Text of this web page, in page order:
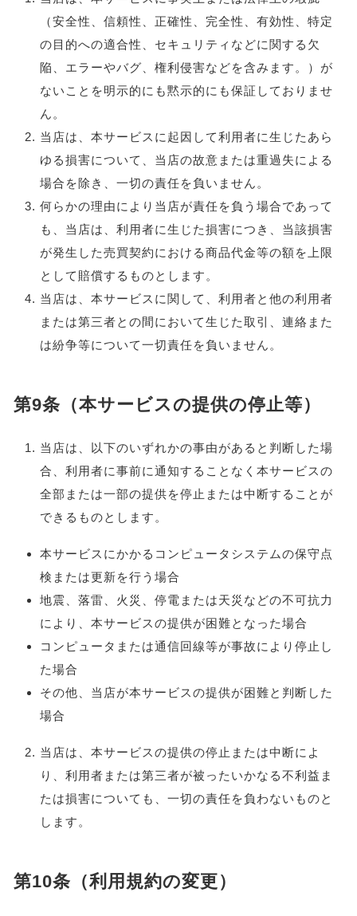
（安全性、信頼性、正確性、完全性、有効性、特定
の目的への適合性、セキュリティなどに関する欠
陥、エラーやバグ、権利侵害などを含みます。）が
ないことを明示的にも黙示的にも保証しておりませ
ん。
当店は、本サービスに起因して利用者に生じたあら
ゆる損害について、当店の故意または重過失による
場合を除き、一切の責任を負いません。
何らかの理由により当店が責任を負う場合であって
も、当店は、利用者に生じた損害につき、当該損害
が発生した売買契約における商品代金等の額を上限
として賠償するものとします。
当店は、本サービスに関して、利用者と他の利用者
または第三者との間において生じた取引、連絡また
は紛争等について一切責任を負いません。
第9条（本サービスの提供の停止等）
当店は、以下のいずれかの事由があると判断した場
合、利用者に事前に通知することなく本サービスの
全部または一部の提供を停止または中断することが
できるものとします。
本サービスにかかるコンピュータシステムの保守点
検または更新を行う場合
地震、落雷、火災、停電または天災などの不可抗力
により、本サービスの提供が困難となった場合
コンピュータまたは通信回線等が事故により停止し
た場合
その他、当店が本サービスの提供が困難と判断した
場合
当店は、本サービスの提供の停止または中断によ
り、利用者または第三者が被ったいかなる不利益ま
たは損害についても、一切の責任を負わないものと
します。
第10条（利用規約の変更）